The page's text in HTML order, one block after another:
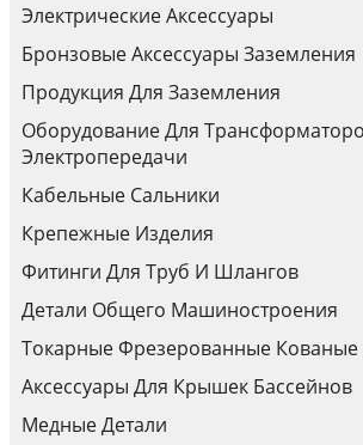
Электрические Аксессуары
Бронзовые Аксессуары Заземления
Продукция Для Заземления
Оборудование Для
Электропередачи
Кабельные Сальники
Крепежные Изделия
Фитинги Для Труб И Шлангов
Детали Общего Машиностроения
Токарные Фрезерованные Кованые
Аксессуары Для Крышек Бассейнов
Медные Детали